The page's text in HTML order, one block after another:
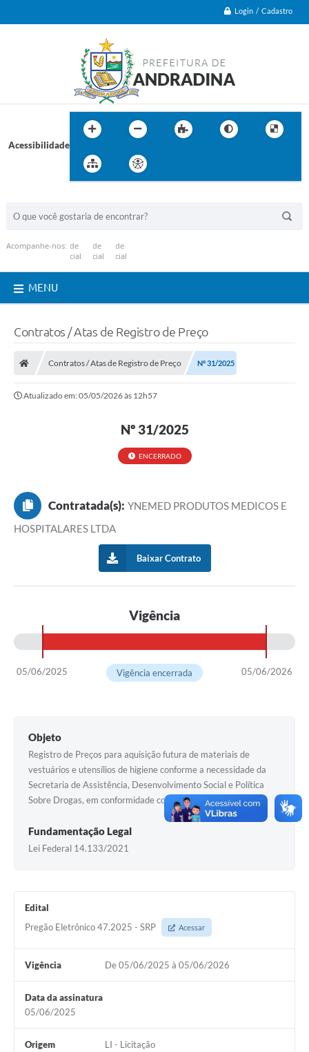
Login / Cadastro
Acessibilidade
Acompanhe-nos:
MENU
Contratos / Atas de Registro de Preço
Contratos / Atas de Registro de Preço Nº 31/2025
Atualizado em: 05/05/2026 às 12h57
Nº 31/2025
ENCERRADO
Contratada(s): YNEMED PRODUTOS MEDICOS E
HOSPITALARES LTDA
Baixar Contrato
Vigência
05/06/2025 05/06/2026
Vigência encerrada
Objeto
Registro de Preços para aquisição futura de materiais de
vestuários e utensílios de higiene conforme a necessidade da
Secretaria de Assistência, Desenvolvimento Social e Política
Sobre Drogas, em conformidade com o Edital e seus anexos.
Fundamentação Legal
Lei Federal 14.133/2021
Edital
Pregão Eletrônico 47.2025 - SRP
Acessar
Vigência De 05/06/2025 à 05/06/2026
Data da assinatura
05/06/2025
Origem LI - Licitação